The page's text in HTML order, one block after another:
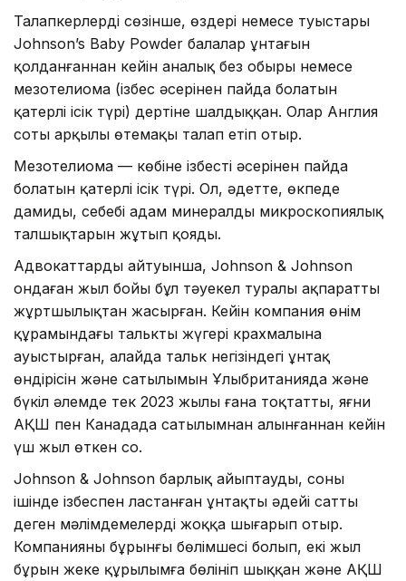
Талапкерлердің сөзінше, өздері немесе туыстары
Johnson’s Baby Powder балалар ұнтағын
қолданғаннан кейін аналық без обыры немесе
мезотелиома (ізбес әсерінен пайда болатын
қатерлі ісік түрі) дертіне шалдыққан. Олар Англия
соты арқылы өтемақы талап етіп отыр.
Мезотелиома — көбіне ізбестің әсерінен пайда
болатын қатерлі ісік түрі. Ол, әдетте, өкпеде
дамиды, себебі адам минералдың микроскопиялық
талшықтарын жұтып қояды.
Адвокаттардың айтуынша, Johnson & Johnson
ондаған жыл бойы бұл тәуекел туралы ақпаратты
жұртшылықтан жасырған. Кейін компания өнім
құрамындағы талькты жүгері крахмалына
ауыстырған, алайда тальк негізіндегі ұнтақ
өндірісін және сатылымын Ұлыбританияда және
бүкіл әлемде тек 2023 жылы ғана тоқтатты, яғни
АҚШ пен Канадада сатылымнан алынғаннан кейін
үш жыл өткен соң.
Johnson & Johnson барлық айыптауды, соның
ішінде ізбеспен ластанған ұнтақты әдейі сатты
деген мәлімдемелерді жоққа шығарып отыр.
Компанияның бұрынғы бөлімшесі болып, екі жыл
бұрын жеке құрылымға бөлініп шыққан және АҚШ